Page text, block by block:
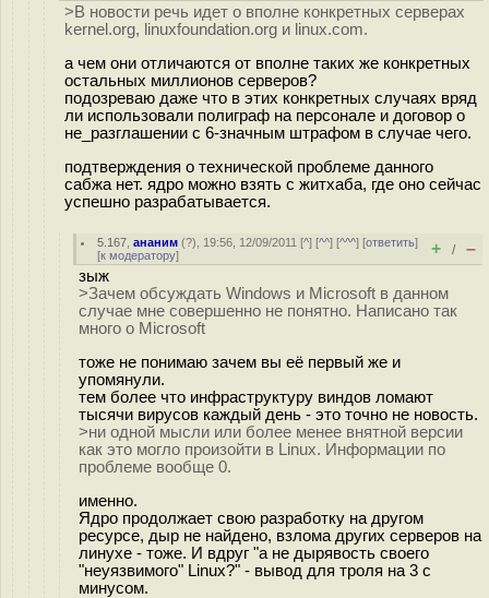
>В новости речь идет о вполне конкретных серверах
kernel.org, linuxfoundation.org и linux.com.
а чем они отличаются от вполне таких же конкретных
остальных миллионов серверов?
подозреваю даже что в этих конкретных случаях вряд
ли использовали полиграф на персонале и договор о
не_разглашении с 6-значным штрафом в случае чего.
подтверждения о технической проблеме данного
сабжа нет. ядро можно взять с житхаба, где оно сейчас
успешно разрабатывается.
5.167 ,ананим (?), 19:56, 12/09/2011 [^] [^^] [^^^] [ответить]
[к модератору] + / –
зыж
>Зачем обсуждать Windows и Microsoft в данном
случае мне совершенно не понятно. Написано так
много о Microsoft
тоже не понимаю зачем вы её первый же и
упомянули.
тем более что инфраструктуру виндов ломают
тысячи вирусов каждый день - это точно не новость.
>ни одной мысли или более менее внятной версии
как это могло произойти в Linux. Информации по
проблеме вообще 0.
именно.
Ядро продолжает свою разработку на другом
ресурсе, дыр не найдено, взлома других серверов на
линухе - тоже. И вдруг "а не дырявость своего
"неуязвимого" Linux?" - вывод для троля на 3 с
минусом.